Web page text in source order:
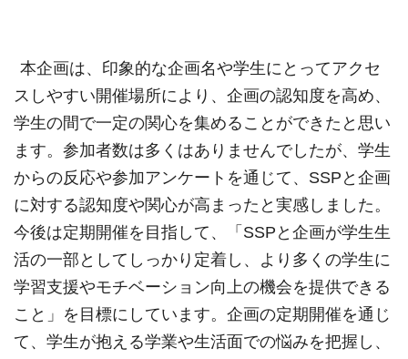
本企画は、印象的な企画名や学生にとってアクセ
スしやすい開催場所により、企画の認知度を高め、
学生の間で一定の関心を集めることができたと思い
ます。参加者数は多くはありませんでしたが、学生
からの反応や参加アンケートを通じて、 SSP と企画
に対する認知度や関心が高まったと実感しました。
今後は定期開催を目指して、「 SSP と企画が学生生
活の一部としてしっかり定着し、より多くの学生に
学習支援やモチベーション向上の機会を提供できる
こと」を目標にしています。企画の定期開催を通じ
て、学生が抱える学業や生活面での悩みを把握し、